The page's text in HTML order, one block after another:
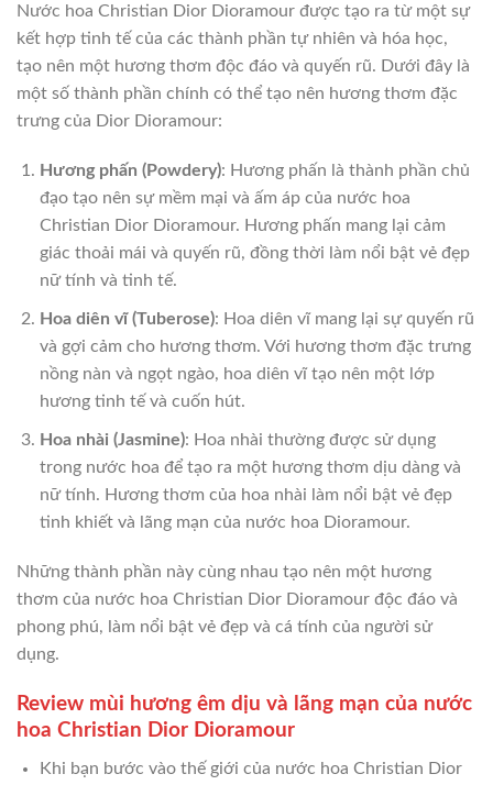
Nước hoa Christian Dior Dioramour được tạo ra từ một sự
kết hợp tinh tế của các thành phần tự nhiên và hóa học,
tạo nên một hương thơm độc đáo và quyến rũ. Dưới đây là
một số thành phần chính có thể tạo nên hương thơm đặc
trưng của Dior Dioramour:
Hương phấn (Powdery): Hương phấn là thành phần chủ
đạo tạo nên sự mềm mại và ấm áp của nước hoa
Christian Dior Dioramour. Hương phấn mang lại cảm
giác thoải mái và quyến rũ, đồng thời làm nổi bật vẻ đẹp
nữ tính và tinh tế.
Hoa diên vĩ (Tuberose): Hoa diên vĩ mang lại sự quyến rũ
và gợi cảm cho hương thơm. Với hương thơm đặc trưng
nồng nàn và ngọt ngào, hoa diên vĩ tạo nên một lớp
hương tinh tế và cuốn hút.
Hoa nhài (Jasmine): Hoa nhài thường được sử dụng
trong nước hoa để tạo ra một hương thơm dịu dàng và
nữ tính. Hương thơm của hoa nhài làm nổi bật vẻ đẹp
tinh khiết và lãng mạn của nước hoa Dioramour.
Những thành phần này cùng nhau tạo nên một hương
thơm của nước hoa Christian Dior Dioramour độc đáo và
phong phú, làm nổi bật vẻ đẹp và cá tính của người sử
dụng.
Review mùi hương êm dịu và lãng mạn của nước
hoa Christian Dior Dioramour
Khi bạn bước vào thế giới của nước hoa Christian Dior